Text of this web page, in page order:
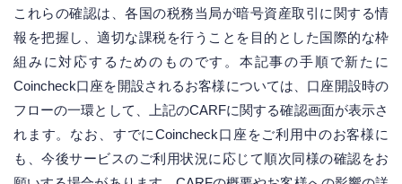
これらの確認は、各国の税務当局が暗号資産取引に関する情
報を把握し、適切な課税を行うことを目的とした国際的な枠
組みに対応するためのものです。本記事の手順で新たに
Coincheck口座を開設されるお客様については、口座開設時の
フローの一環として、上記のCARFに関する確認画面が表示さ
れます。なお、すでにCoincheck口座をご利用中のお客様に
も、今後サービスのご利用状況に応じて順次同様の確認をお